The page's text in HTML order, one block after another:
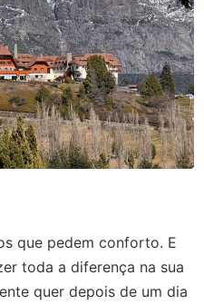
que pedem conforto. E
toda a diferença na sua
quer depois de um dia